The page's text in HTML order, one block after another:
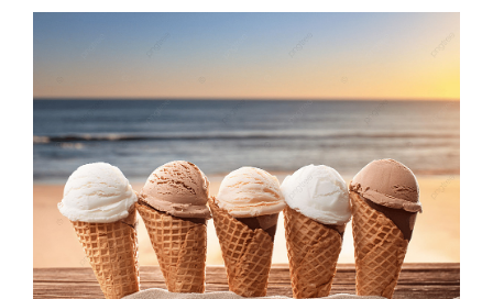
борьбы
последствиями
стресса»